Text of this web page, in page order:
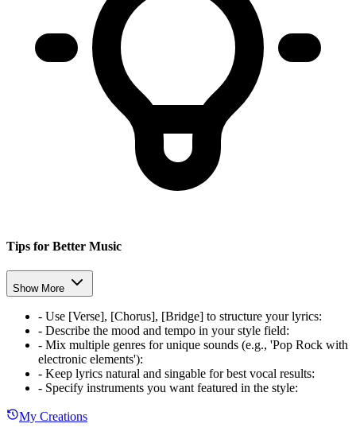
Tips for Better Music
Show More
- Use [Verse], [Chorus], [Bridge] to structure your lyrics:
- Describe the mood and tempo in your style field:
- Mix multiple genres for unique sounds (e.g., 'Pop Rock with
electronic elements'):
- Keep lyrics natural and singable for best vocal results:
- Specify instruments you want featured in the style:
My Creations